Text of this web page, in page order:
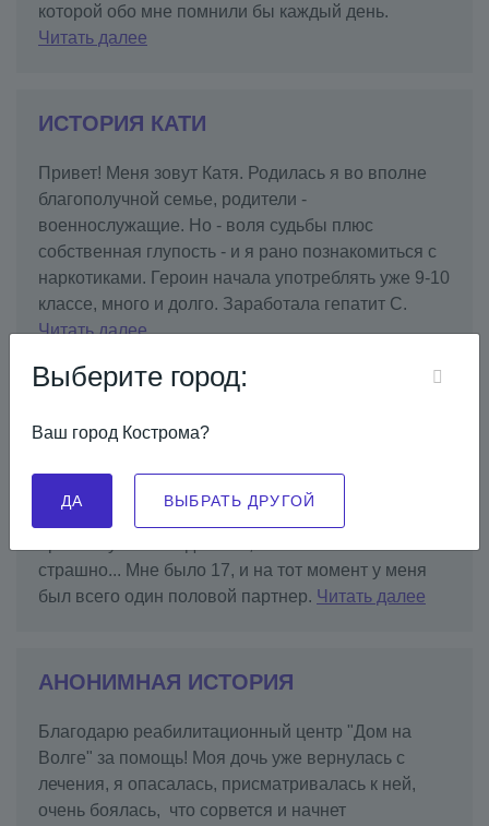
которой обо мне помнили бы каждый день.
Читать далее
ИСТОРИЯ КАТИ
Привет! Меня зовут Катя. Родилась я во вполне
благополучной семье, родители -
военнослужащие. Но - воля судьбы плюс
собственная глупость - и я рано познакомиться с
наркотиками. Героин начала употреблять уже 9-10
классе, много и долго. Заработала гепатит С.
Читать далее
живу с ВИЧ. И эти годы были далеко не самыми
страшно... Мне было 17, и на тот момент у меня
был всего один половой партнер. Читать далее
АНОНИМНАЯ ИСТОРИЯ
Благодарю реабилитационный центр "Дом на
Волге" за помощь! Моя дочь уже вернулась с
лечения, я опасалась, присматривалась к ней,
очень боялась, что сорвется и начнет
Выберите город:
Ваш город Кострома?
ДА ВЫБРАТЬ ДРУГОЙ